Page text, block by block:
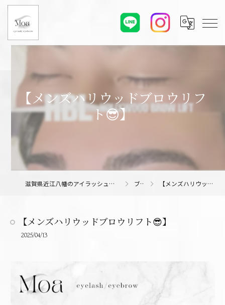
【メンズハリウッドブロウリフ
ト😎】
滋賀県近江八幡のアイラッシュサロンならMoa eyelash/eyebrow ブログ 【メンズハリウッドブロウリフト😎】
【メンズハリウッドブロウリフト😎】
2025/04/13